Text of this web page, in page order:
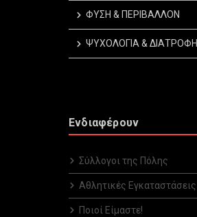
ΦΥΣΗ & ΠΕΡΙΒΑΛΛΟΝ
ΨΥΧΟΛΟΓΙΑ & ΔΙΑΤΡΟΦΗ
Ενδιαφέρουν
Σύλλογοι της Πόλης
Αθλητικές Εγκαταστάσεις
Ποιοί Είμαστε!